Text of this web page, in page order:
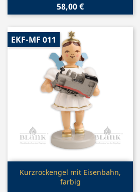
58,00 €
Vorschau
Kurzrockengel mit Eisenbahn,
farbig
EKF-MF 011